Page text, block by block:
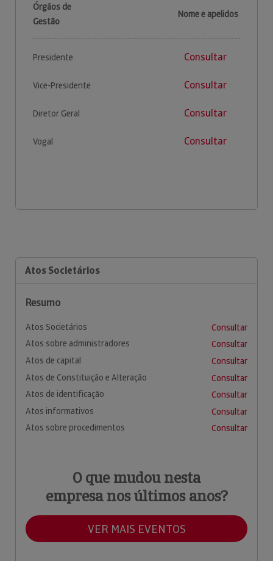
Órgãos de
Gestão
Nome e apelidos
Presidente Consultar
Vice-Presidente Consultar
Diretor Geral Consultar
Vogal Consultar
Atos Societários
Resumo
Atos Societários
Consultar
Atos sobre administradores
Consultar
Atos de capital
Consultar
Atos de Constituição e Alteração
Consultar
Atos de identificação
Consultar
Atos informativos
Consultar
Atos sobre procedimentos
Consultar
O que mudou nesta
empresa nos últimos anos?
VER MAIS EVENTOS